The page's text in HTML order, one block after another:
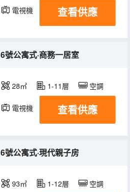
電視機 冰箱
查看供應
6號公寓式·商務一居室
28㎡ 1-11層 空調
電視機 查看供應
6號公寓式·現代親子房
93㎡ 1-12層 空調